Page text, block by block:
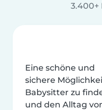
Eine schöne und
sichere
Babysitter zu
und den Alltag